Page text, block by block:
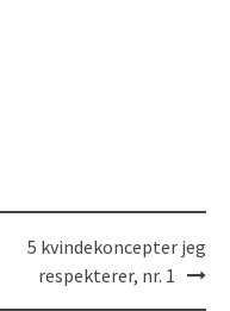
5 kvindekoncepter jeg
respekterer, nr. 1